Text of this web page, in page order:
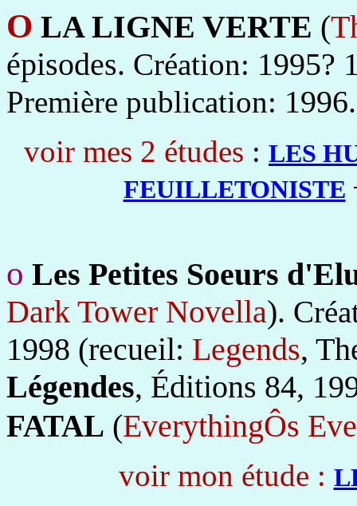
O LA LIGNE VERTE (
épisodes. Création: 1995?
Première publication:
voir mes 2 études : LES
FEUILLETONISTE
o Les Petites Soeurs
Dark Tower Novella).
1998 (recueil: Legends,
Légendes, Éditions 84,
FATAL (EverythingÔs
voir mon étude :